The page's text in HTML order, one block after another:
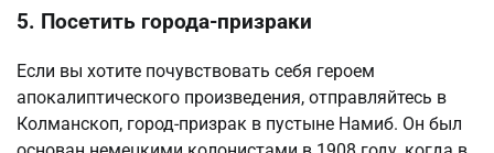
5. Посетить города-призраки
Если вы хотите почувствовать себя героем
апокалиптического произведения, отправляйтесь в
Колманскоп, город-призрак в пустыне Намиб. Он был